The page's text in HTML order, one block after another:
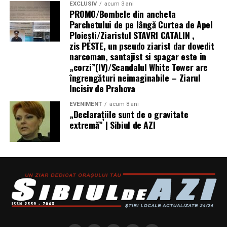
Mai multe informații despre HONOR Watch 6 sunt
disponibile pe pagina oficială a produsului:
https://www.honor.com/ro/wearables/honor-watch-6/.
EXCLUSIV acum 3 ani
PROMO/Bombele din ancheta
Parchetului de pe lângă Curtea de Apel
Ploieşti/Ziaristul STAVRI CATALIN ,
zis PESTE, un pseudo ziarist dar dovedit
narcoman, santajist si spagar este in
„corzi”(IV)/Scandalul White Tower are
îngrengături neimaginabile – Ziarul
Incisiv de Prahova
EVENIMENT acum 8 ani
„Declaraţiile sunt de o gravitate
extremă” | Sibiul de AZI